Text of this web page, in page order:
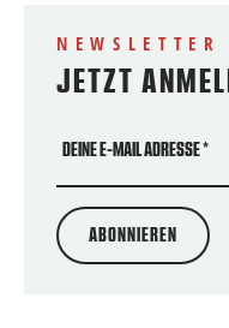
JETZT
DEINE E-MAIL ADRESSE*
ABONNIEREN